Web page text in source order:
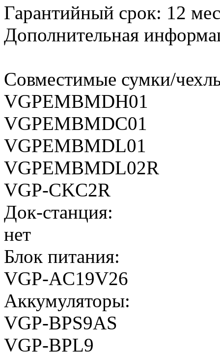
Гарантийный срок: 12
Дополнительная
Совместимые сумки/
VGPEMBMDH01
VGPEMBMDC01
VGPEMBMDL01
VGPEMBMDL02R
VGP-CKC2R
Док-станция:
нет
Блок питания:
VGP-AC19V26
Аккумуляторы:
VGP-BPS9AS
VGP-BPL9